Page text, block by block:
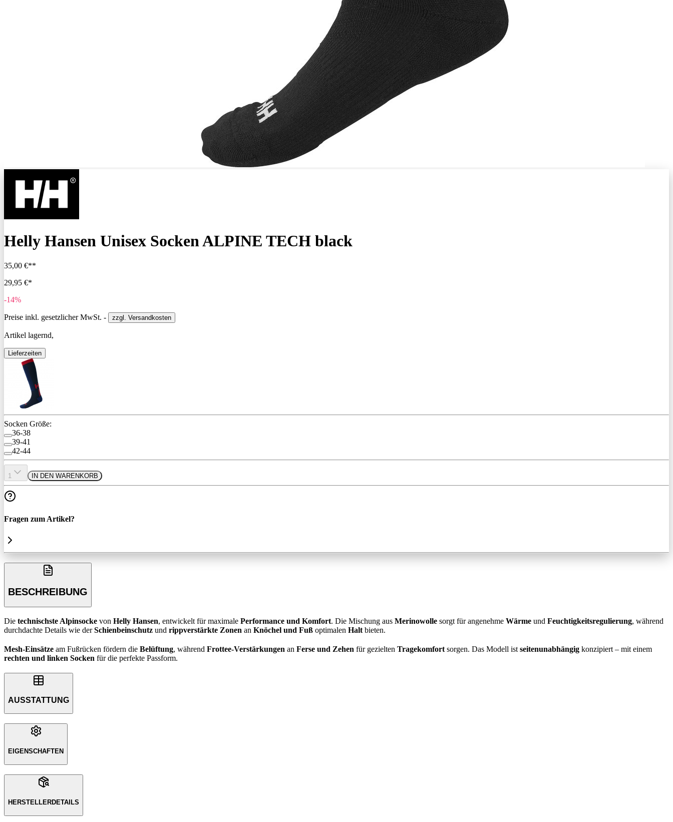
Helly Hansen Unisex Socken ALPINE TECH black
35,00 €**
29,95 €*
-14%
Preise inkl. gesetzlicher MwSt. - zzgl. Versandkosten
Artikel lagernd,
Lieferzeiten
Socken Größe:
36-38
39-41
42-44
1 IN DEN WARENKORB
Fragen zum Artikel?
BESCHREIBUNG
Die technischste Alpinsocke von Helly Hansen, entwickelt für maximale Performance und Komfort. Die Mischung aus Merinowolle sorgt für angenehme Wärme und Feuchtigkeitsregulierung, während
durchdachte Details wie derSchienbeinschutz und rippverstärkte Zonen an Knöchel und Fuß optimalen Halt bieten.
Mesh-Einsätze am Fußrücken fördern die Belüftung, während Frottee-Verstärkungen an Ferse und Zehen für gezielten Tragekomfort sorgen. Das Modell ist seitenunabhängig konzipiert – mit einem
rechten und linken Socken für die perfekte Passform.
AUSSTATTUNG
EIGENSCHAFTEN
HERSTELLERDETAILS